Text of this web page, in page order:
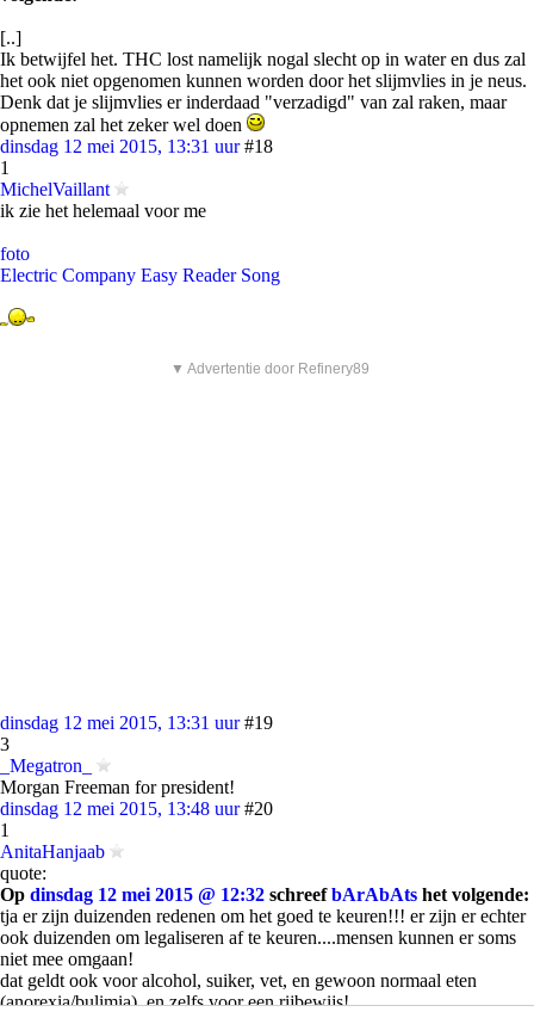
[..]
Ik betwijfel het. THC lost namelijk nogal slecht op in water en dus zal
het ook niet opgenomen kunnen worden door het slijmvlies in je neus.
Denk dat je slijmvlies er inderdaad "verzadigd" van zal raken, maar
opnemen zal het zeker wel doen
dinsdag 12 mei 2015, 13:31 uur #18
1
MichelVaillant
ik zie het helemaal voor me
foto
Electric Company Easy Reader Song
▼ Advertentie door Refinery89
dinsdag 12 mei 2015, 13:31 uur #19
3
_Megatron_
Morgan Freeman for president!
dinsdag 12 mei 2015, 13:48 uur #20
1
AnitaHanjaab
quote:
Op dinsdag 12 mei 2015 @ 12:32 schreefbArAbAts het volgende:
tja er zijn duizenden redenen om het goed te keuren!!! er zijn er echter
ook duizenden om legaliseren af te keuren....mensen kunnen er soms
niet mee omgaan!
dat geldt ook voor alcohol, suiker, vet, en gewoon normaal eten
(anorexia/bulimia), en zelfs voor een rijbewijs!